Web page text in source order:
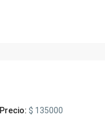
Precio: $ 135000